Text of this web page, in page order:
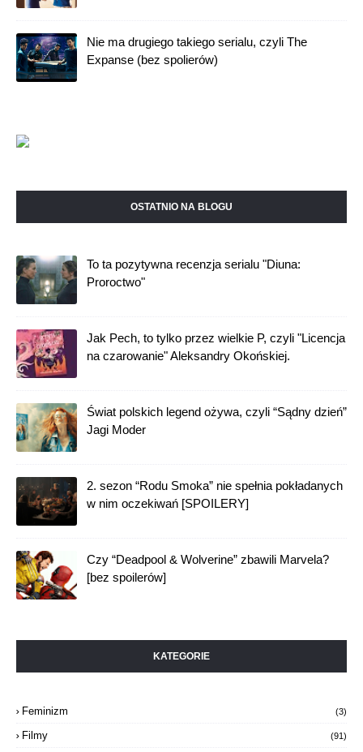
Nie ma drugiego takiego serialu, czyli The
Expanse (bez spolierów)
OSTATNIO NA BLOGU
To ta pozytywna recenzja serialu "Diuna:
Proroctwo"
Jak Pech, to tylko przez wielkie P, czyli "Licencja
na czarowanie" Aleksandry Okońskiej.
Świat polskich legend ożywa, czyli “Sądny dzień”
Jagi Moder
2. sezon “Rodu Smoka” nie spełnia pokładanych
w nim oczekiwań [SPOILERY]
Czy “Deadpool & Wolverine” zbawili Marvela?
[bez spoilerów]
KATEGORIE
Feminizm (3)
Filmy (91)